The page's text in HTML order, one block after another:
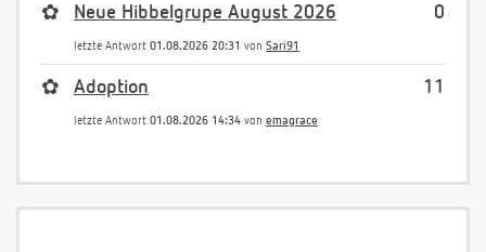
0
✿ Neue Hibbelgrupe August 2026
letzte Antwort 01.08.2026 20:31 von Sari91
11
✿ Adoption
letzte Antwort 01.08.2026 14:34 von emagrace